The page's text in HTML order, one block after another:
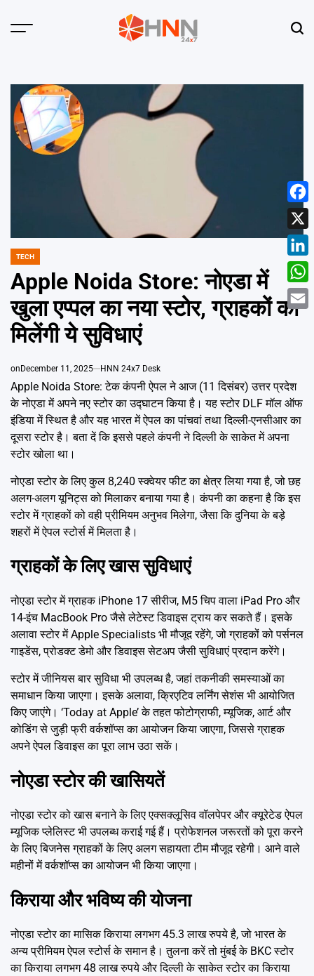
Menu
POSTED
TECH
Apple Noida Store: नोएडा में
खुला एप्पल का नया स्टोर, ग्राहकों को
मिलेंगी ये सुविधाएं
onDecember 11, 2025 HNN 24x7 Desk
Apple Noida Store: टेक कंपनी ऐपल ने आज (11 दिसंबर) उत्तर प्रदेश
के नोएडा में अपने नए स्टोर का उद्घाटन किया है। यह स्टोर DLF मॉल ऑफ
इंडिया में स्थित है और यह भारत में ऐपल का पांचवां तथा दिल्ली-एनसीआर का
दूसरा स्टोर है। बता दें कि इससे पहले कंपनी ने दिल्ली के साकेत में अपना
स्टोर खोला था।
नोएडा स्टोर के लिए कुल 8,240 स्क्वेयर फीट का क्षेत्र लिया गया है, जो छह
अलग-अलग यूनिट्स को मिलाकर बनाया गया है। कंपनी का कहना है कि इस
स्टोर में ग्राहकों को वही प्रीमियम अनुभव मिलेगा, जैसा कि दुनिया के बड़े
शहरों में ऐपल स्टोर्स में मिलता है।
ग्राहकों के लिए खास सुविधाएं
नोएडा स्टोर में ग्राहक iPhone 17 सीरीज, M5 चिप वाला iPad Pro और
14-इंच MacBook Pro जैसे लेटेस्ट डिवाइस ट्राय कर सकते हैं। इसके
अलावा स्टोर में Apple Specialists भी मौजूद रहेंगे, जो ग्राहकों को पर्सनल
गाइडेंस, प्रोडक्ट डेमो और डिवाइस सेटअप जैसी सुविधाएं प्रदान करेंगे।
स्टोर में जीनियस बार सुविधा भी उपलब्ध है, जहां तकनीकी समस्याओं का
समाधान किया जाएगा। इसके अलावा, क्रिएटिव लर्निंग सेशंस भी आयोजित
किए जाएंगे। ‘Today at Apple’ के तहत फोटोग्राफी, म्यूजिक, आर्ट और
कोडिंग से जुड़ी फ्री वर्कशॉप्स का आयोजन किया जाएगा, जिससे ग्राहक
अपने ऐपल डिवाइस का पूरा लाभ उठा सकें।
नोएडा स्टोर की खासियतें
नोएडा स्टोर को खास बनाने के लिए एक्सक्लूसिव वॉलपेपर और क्यूरेटेड ऐपल
म्यूजिक प्लेलिस्ट भी उपलब्ध कराई गई हैं। प्रोफेशनल जरूरतों को पूरा करने
के लिए बिजनेस ग्राहकों के लिए अलग सहायता टीम मौजूद रहेगी। आने वाले
महीनों में वर्कशॉप्स का आयोजन भी किया जाएगा।
किराया और भविष्य की योजना
नोएडा स्टोर का मासिक किराया लगभग 45.3 लाख रुपये है, जो भारत के
अन्य प्रीमियम ऐपल स्टोर्स के समान है। तुलना करें तो मुंबई के BKC स्टोर
का किराया लगभग 48 लाख रुपये और दिल्ली के साकेत स्टोर का किराया
X